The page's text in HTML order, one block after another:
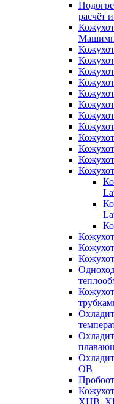
расчёт
ОВ
ХНВ,